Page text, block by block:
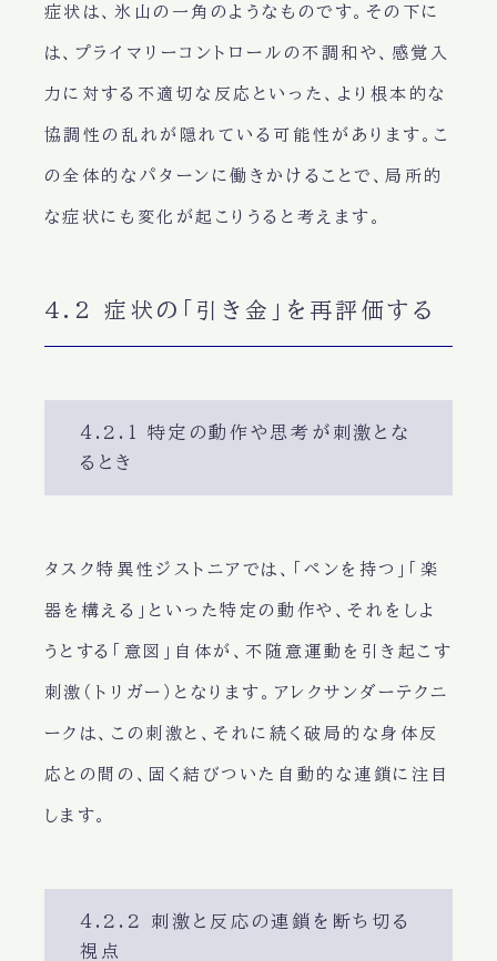
症状は、氷山の一角のようなものです。その下に
は、プライマリーコントロールの不調和や、感覚入
力に対する不適切な反応といった、より根本的な
協調性の乱れが隠れている可能性があります。こ
の全体的なパターンに働きかけることで、局所的
な症状にも変化が起こりうると考えます。
4.2 症状の「引き金」を再評価する
4.2.1 特定の動作や思考が刺激とな
るとき
タスク特異性ジストニアでは、「ペンを持つ」「楽
器を構える」といった特定の動作や、それをしよ
うとする「意図」自体が、不随意運動を引き起こす
刺激（トリガー）となります。アレクサンダーテクニ
ークは、この刺激と、それに続く破局的な身体反
応との間の、固く結びついた自動的な連鎖に注目
します。
4.2.2 刺激と反応の連鎖を断ち切る
視点